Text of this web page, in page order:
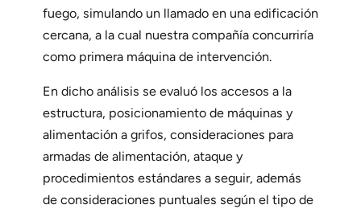
fuego, simulando un llamado en una edificación
cercana, a la cual nuestra compañía concurriría
como primera máquina de intervención.
En dicho análisis se evaluó los accesos a la
estructura, posicionamiento de máquinas y
alimentación a grifos, consideraciones para
armadas de alimentación, ataque y
procedimientos estándares a seguir, además
de consideraciones puntuales según el tipo de